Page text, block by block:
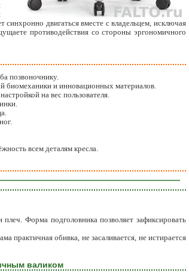
двигаться вместе с владельцем, исключая
противодействия со стороны эргономичного
позвоночнику.
биомеханики и инновационных материалов.
на вес пользователя.
всем деталям кресла.
Форма подголовника позволяет зафиксировать
практичная обивка, не засаливается, не истирается
валиком